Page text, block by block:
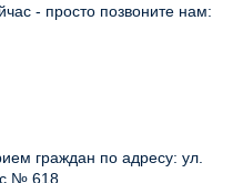
- просто позвоните нам:
граждан по адресу: ул.
№ 618